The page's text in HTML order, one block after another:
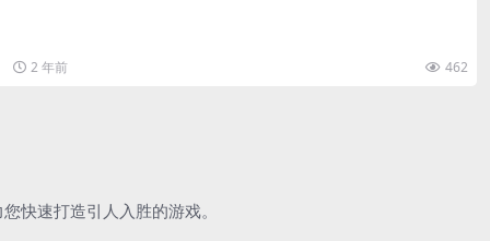
2 年前 462
快速打造引人入胜的游戏。